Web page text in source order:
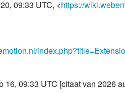
09:33 UTC, <https://
09:33 UTC [citaat van 2026